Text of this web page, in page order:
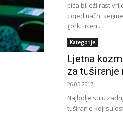
pića bilježi rast
pojedinačni
gorki likeri...
Kategorije
Ljetna
za tuširanje
26.05.2017.
Najbolje su u
tuširanje koji su